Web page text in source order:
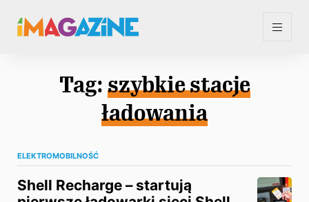
Tag: szybkie stacje
ładowania
ELEKTROMOBILNOŚĆ
Shell Recharge – startują